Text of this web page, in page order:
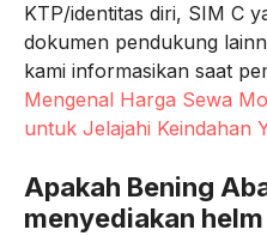
KTP/identitas diri, SIM C
dokumen pendukung
kami informasikan saat
Mengenal Harga Sewa
untuk Jelajahi Keindahan
Apakah Bening
menyediakan